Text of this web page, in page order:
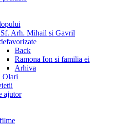
Arh. Mihail si Gavril
Back
Ramona Ion si familia ei
Arhiva
Olari
ajutor